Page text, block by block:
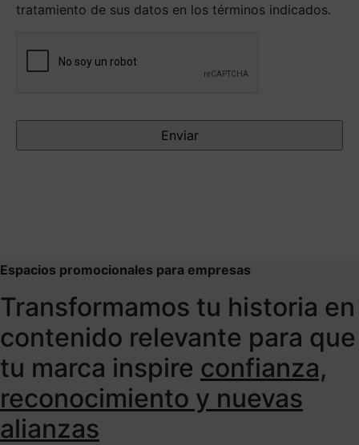
tratamiento de sus datos en los términos indicados.
Espacios promocionales para empresas
Transformamos tu historia en
contenido relevante para que
tu marca inspire confianza,
reconocimiento y nuevas
alianzas